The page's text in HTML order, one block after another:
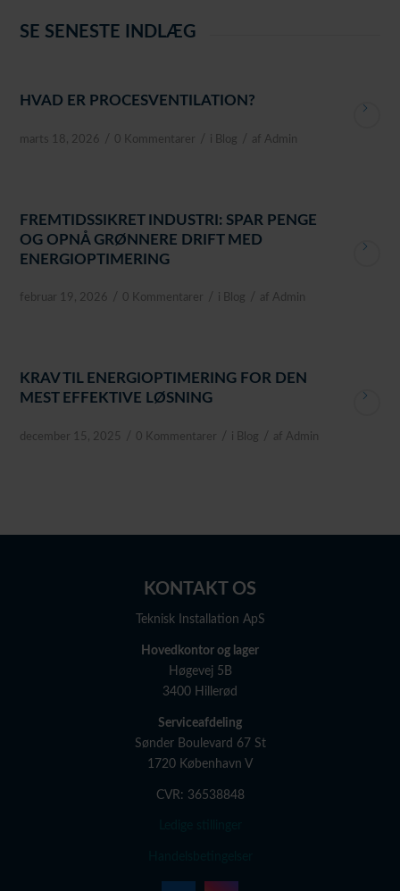
SE SENESTE INDLÆG
HVAD ER PROCESVENTILATION?
marts 18, 2026 / 0 Kommentarer / i Blog / af Admin
FREMTIDSSIKRET INDUSTRI: SPAR PENGE
OG OPNÅ GRØNNERE DRIFT MED
ENERGIOPTIMERING
februar 19, 2026 / 0 Kommentarer / i Blog / af Admin
KRAV TIL ENERGIOPTIMERING FOR DEN
MEST EFFEKTIVE LØSNING
december 15, 2025 / 0 Kommentarer / i Blog / af Admin
KONTAKT OS
Teknisk Installation ApS
Hovedkontor og lager
Høgevej 5B
3400 Hillerød
Serviceafdeling
Sønder Boulevard 67 St
1720 København V
CVR: 36538848